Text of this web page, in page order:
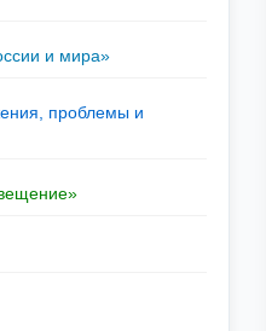
и мира»
проблемы и